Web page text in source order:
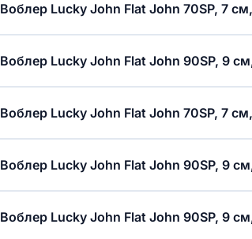
Воблер Lucky John Flat John 70SP, 7
Воблер Lucky John Flat John 90SP, 9
Воблер Lucky John Flat John 70SP, 7
Воблер Lucky John Flat John 90SP, 9
Воблер Lucky John Flat John 90SP, 9